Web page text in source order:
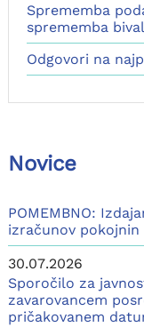
Sprememba
sprememba
Odgovori na
Novice
POMEMBNO:
izračunov pokojnin
30.07.2026
Sporočilo za
zavarovancem
pričakovanem